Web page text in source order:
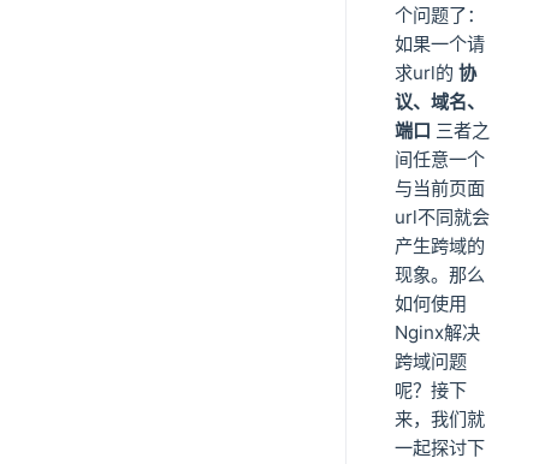
个问题了：
如果一个请
求url的 协
议、域名、
端口 三者之
间任意一个
与当前页面
url不同就会
产生跨域的
现象。那么
如何使用
Nginx解决
跨域问题
呢？接下
来，我们就
一起探讨下